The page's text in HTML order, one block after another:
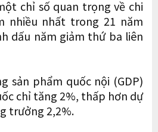
chỉ số quan trọng về chi
nhiều nhất trong 21 năm
dấu năm giảm thứ ba liên
sản phẩm quốc nội (GDP)
chỉ tăng 2%, thấp hơn dự
trưởng 2,2%.